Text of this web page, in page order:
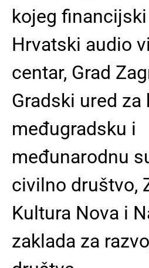
kojeg
Hrvatski audio
centar, Grad
Gradski ured za
međugradsku i
međunarodnu
civilno društvo,
Kultura Nova i
zaklada za